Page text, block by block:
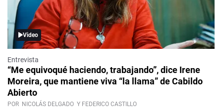
Video
Entrevista
“Me equivoqué haciendo, trabajando”, dice Irene
Moreira, que mantiene viva “la llama” de Cabildo
Abierto
POR NICOLÁS DELGADO Y FEDERICO CASTILLO